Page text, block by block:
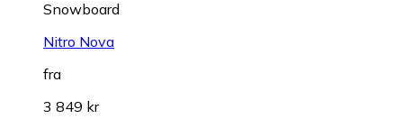
Snowboard
Nitro Nova
fra
3 849 kr